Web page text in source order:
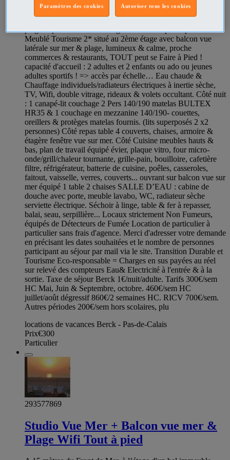
A 15 mètres de la plage, dans un bel immeuble typique
plage depuis l'intérieur du logement Classé par la préfecture
Meublé Tourisme 2* situé au 2ème étage avec balcon vue
latérale sur mer & plage, lumineux & calme, proche
commerces & restaurants, TOUT peut se Faire à Pied !
capacité d'accueil : 2 adultes et 2 enfants ou ado ou jeunes
adultes sportifs ! => accès par échelle… Eau chaude &
Chauffage individuels/radiateurs électriques à inertie sèche,
TV, Wifi, double vitrage, rideaux & volets occultant. Côté nuit
: 1 canapé-lit couchage 2 Pers 140/190 matelas BULTEX
HR35 & 1 couchage en mezzanine 140/190- couettes,
oreillers & protèges matelas fournis. (lits superposés 2 x2
personnes) Côté repas table 4 couverts, chaises, armoire &
étagère fenêtre vue sur mer. Côté Cuisine meubles hauts &
bas, plan de travail équipé évier, plaque vitro, four micro-
onde/grill/chaleur tournante, grille-pain, bouilloire, cafetière
filtre, réfrigérateur, batterie de cuisine, poêles, casseroles,
faitout, vaisselle, verres, couverts... ouvrant sur balcon vue sur
mer équipé 1 table 2 chaises SALLE D’EAU : cabine de
douche avec porte, meuble lavabo, WC, radiateur sèche
serviette électrique. Séchoir à linge, table & fer à repasser,
balai, seau, serpillière... Locaux strictement Non Fumeurs,
équipés de Détecteurs de Fumée Location de particulier à
particulier sans frais d'agence. Merci d'adresser votre demande
en précisant les dates souhaitées et le nombre de personnes
participant au séjour par mail via le site. Transition Durable et
Tourisme Eco-responsable = Charges en sus payées au réel
sur relevé des compteurs Eau& Electricité à l'entrée & à la
sortie. Taxe de séjour Berck 1€/nuit/adulte. Tarifs 300€/sem
HC Mai, Juin & Septembre, octobre. 460€/sem HC
juillet/août dégressif 860€/2 semaines HC. RICV 700€/sem.
Autres périodes 200€/sem hors scolaires, plu
locations de vacances Berck - Pas-de-Calais
Prix€300
Particulier
293577869
Studio Vue Mer + Balcon vue mer &
Plage Wifi Tout à pied
Autoriser tous les cookies
Paramètres des cookies